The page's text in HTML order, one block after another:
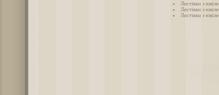
Листівки з
Листівки з
Листівки з